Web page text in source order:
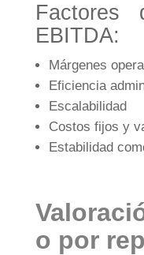
Factores
EBITDA:
Márgenes
Eficiencia
Escalabilidad
Costos fijos y
Estabilidad
o por